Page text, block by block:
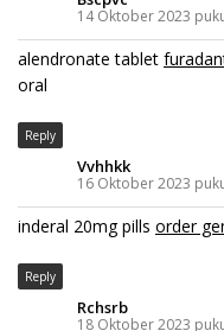
14 Oktober 2023
alendronate tablet
oral
Reply
Vvhhkk
16 Oktober 2023
inderal 20mg pills order
Reply
Rchsrb
18 Oktober 2023